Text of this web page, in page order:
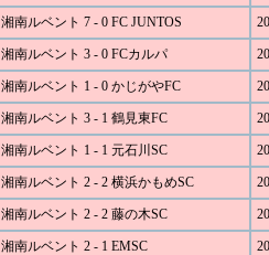
湘南ルベント 7 - 0 FC JUNTOS
湘南ルベント 3 - 0 FCカルパ
湘南ルベント 1 - 0 かじがやFC
湘南ルベント 3 - 1 鶴見東FC
湘南ルベント 1 - 1 元石川SC
湘南ルベント 2 - 2 横浜かもめSC
湘南ルベント 2 - 2 藤の木SC
湘南ルベント 2 - 1 EMSC